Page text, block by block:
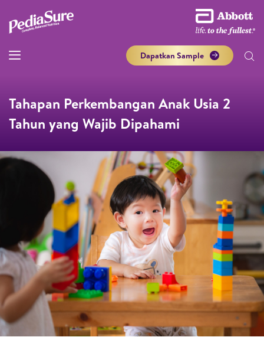
Dapatkan Sample
Tahapan Perkembangan Anak Usia 2
Tahun yang Wajib Dipahami